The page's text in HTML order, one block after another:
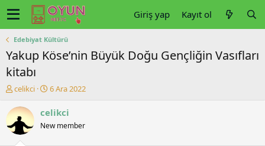
Giriş yap Kayıt ol
Edebiyat Kültürü
Yakup Köse’nin Büyük Doğu Gençliğin Vasıfları
kitabı
K
n
u
y
celikci
B
ş
a
6 Ara 2022
celikci
New member